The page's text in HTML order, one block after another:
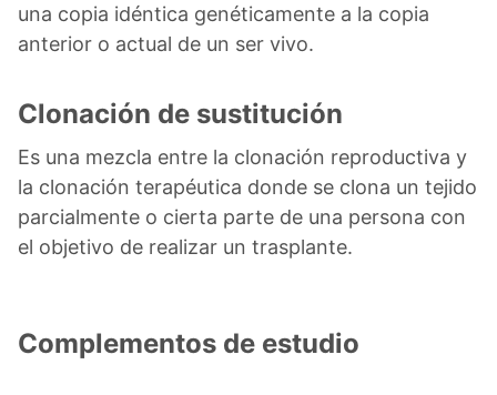
una copia idéntica genéticamente a la copia
anterior o actual de un ser vivo.
Clonación de sustitución
Es una mezcla entre la clonación reproductiva y
la clonación terapéutica donde se clona un tejido
parcialmente o cierta parte de una persona con
el objetivo de realizar un trasplante.
Complementos de estudio